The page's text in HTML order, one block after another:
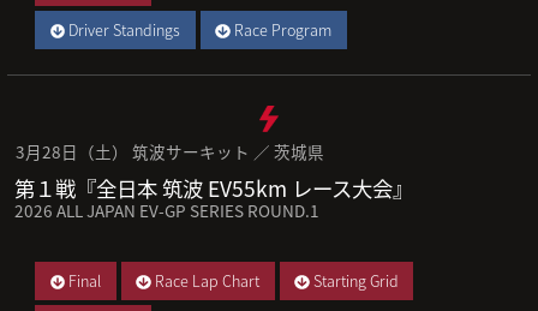
Driver Standings
Race Program
3月28日（土） 筑波サーキット ／ 茨城県
第１戦『全日本 筑波 EV55km レース大会』
2026 ALL JAPAN EV-GP SERIES ROUND.1
Final Race Lap Chart
Starting Grid